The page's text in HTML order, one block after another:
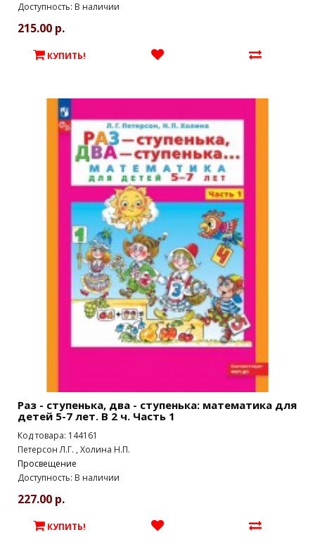
Доступность: В наличии
215.00 р.
КУПИТЬ!
Раз - ступенька, два - ступенька: математика для
детей 5-7 лет. В 2 ч. Часть 1
Код товара: 144161
Петерсон Л.Г. , Холина Н.П.
Просвещение
Доступность: В наличии
227.00 р.
КУПИТЬ!